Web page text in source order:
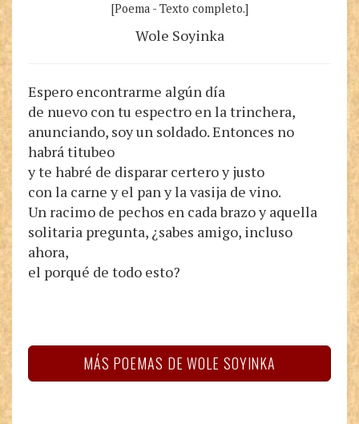
[Poema - Texto completo.]
Wole Soyinka
Espero encontrarme algún día
de nuevo con tu espectro en la trinchera,
anunciando, soy un soldado. Entonces no
habrá titubeo
y te habré de disparar certero y justo
con la carne y el pan y la vasija de vino.
Un racimo de pechos en cada brazo y aquella
solitaria pregunta, ¿sabes amigo, incluso
ahora,
el porqué de todo esto?
MÁS POEMAS DE WOLE SOYINKA